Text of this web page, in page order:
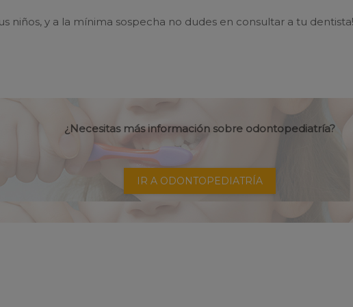
niños, y a la mínima sospecha no dudes en consultar a tu
¿Necesitas más información sobre odontopediatría?
IR A ODONTOPEDIATRÍA